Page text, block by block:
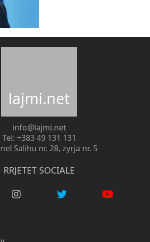
lajmi.net
info@lajmi.net
Tel: +383 49 131 131
Salihu nr. 28, zyrja nr. 5
RRJETET SOCIALE